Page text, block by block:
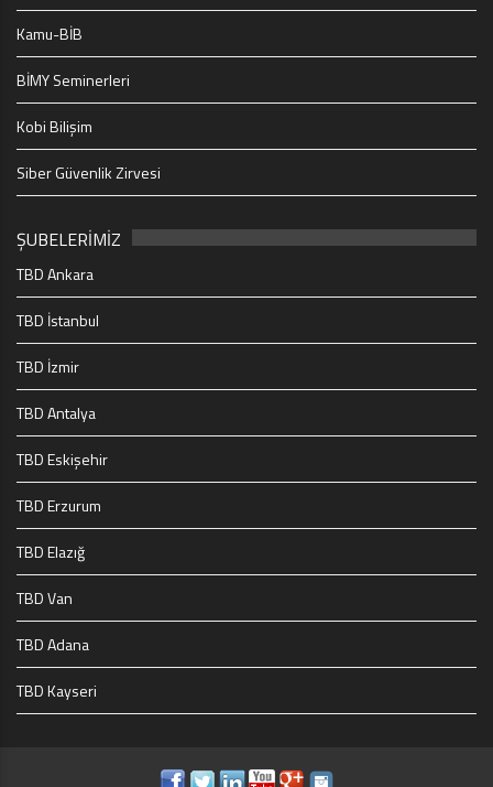
Kamu-BİB
BİMY Seminerleri
Kobi Bilişim
Siber Güvenlik Zirvesi
ŞUBELERİMİZ
TBD Ankara
TBD İstanbul
TBD İzmir
TBD Antalya
TBD Eskişehir
TBD Erzurum
TBD Elazığ
TBD Van
TBD Adana
TBD Kayseri